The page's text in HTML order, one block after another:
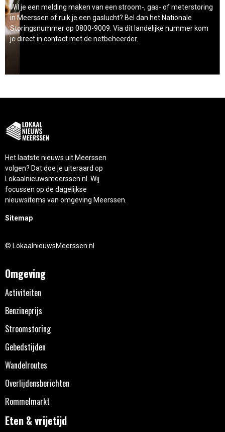
Wil je een melding maken van een stroom-, gas- of meterstoring
in Meerssen of ruik je een gaslucht? Bel dan het Nationale
Storingsnummer op 0800-9009. Via dit landelijke nummer kom
je direct in contact met de netbeheerder.
Het laatste nieuws uit Meerssen
volgen? Dat doe je uiteraard op
Lokaalnieuwsmeerssen.nl. Wij
focussen op de dagelijkse
nieuwsitems van omgeving Meerssen.
Sitemap
© LokaalnieuwsMeerssen.nl
Omgeving
Activiteiten
Benzineprijs
Stroomstoring
Gebedstijden
Wandelroutes
Overlijdensberichten
Rommelmarkt
Eten & vrijetijd